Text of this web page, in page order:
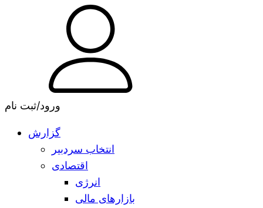
ورود/ثبت نام
گزارش
انتخاب سردبیر
اقتصادی
انرژی
بازارهای مالی